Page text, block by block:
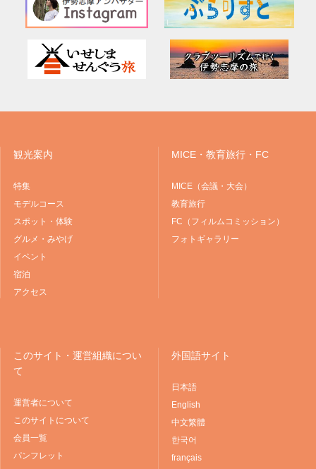
観光案内
特集
モデルコース
スポット・体験
グルメ・みやげ
イベント
宿泊
アクセス
MICE・教育旅行・FC
MICE（会議・大会）
教育旅行
FC（フィルムコミッション）
フォトギャラリー
このサイト・運営組織につい
て
運営者について
このサイトについて
会員一覧
パンフレット
外国語サイト
日本語
English
中文繁體
한국어
français